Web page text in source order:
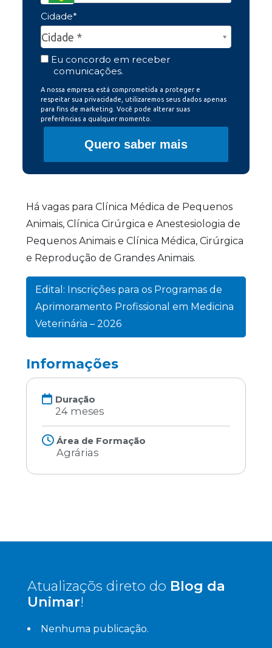
Cidade*
Cidade *
Cidade*
Eu concordo em receber
comunicações.
A nossa empresa está comprometida a proteger e
respeitar sua privacidade, utilizaremos seus dados apenas
para fins de marketing. Você pode alterar suas
preferências a qualquer momento.
Quero saber mais
Há vagas para Clínica Médica de Pequenos
Animais, Clínica Cirúrgica e Anestesiologia de
Pequenos Animais e Clínica Médica, Cirúrgica
e Reprodução de Grandes Animais.
Edital: Inscrições para os Programas de
Aprimoramento Profissional em Medicina
Veterinária – 2026
Informações
Duração
24 meses
Área de Formação
Agrárias
Atualizaçõs direto do Blog da
Unimar!
Nenhuma publicação.